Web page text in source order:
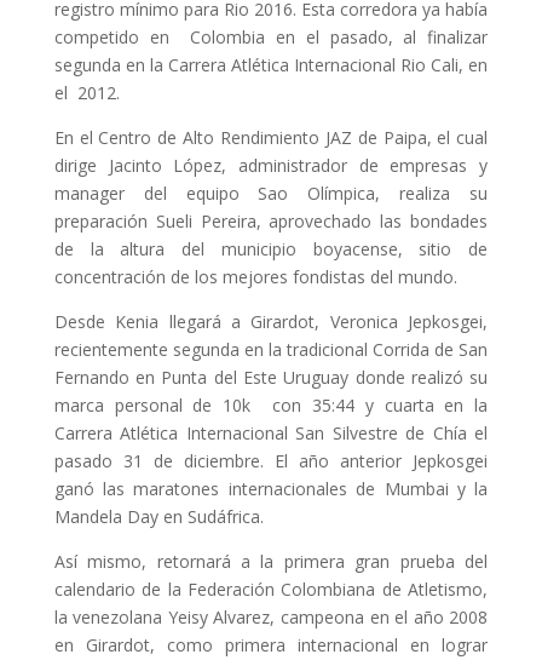
registro mínimo para Rio 2016. Esta corredora ya había
competido en Colombia en el pasado, al finalizar
segunda en la Carrera Atlética Internacional Rio Cali, en
el 2012.
En el Centro de Alto Rendimiento JAZ de Paipa, el cual
dirige Jacinto López, administrador de empresas y
manager del equipo Sao Olímpica, realiza su
preparación Sueli Pereira, aprovechado las bondades
de la altura del municipio boyacense, sitio de
concentración de los mejores fondistas del mundo.
Desde Kenia llegará a Girardot, Veronica Jepkosgei,
recientemente segunda en la tradicional Corrida de San
Fernando en Punta del Este Uruguay donde realizó su
marca personal de 10k con 35:44 y cuarta en la
Carrera Atlética Internacional San Silvestre de Chía el
pasado 31 de diciembre. El año anterior Jepkosgei
ganó las maratones internacionales de Mumbai y la
Mandela Day en Sudáfrica.
Así mismo, retornará a la primera gran prueba del
calendario de la Federación Colombiana de Atletismo,
la venezolana Yeisy Alvarez, campeona en el año 2008
en Girardot, como primera internacional en lograr